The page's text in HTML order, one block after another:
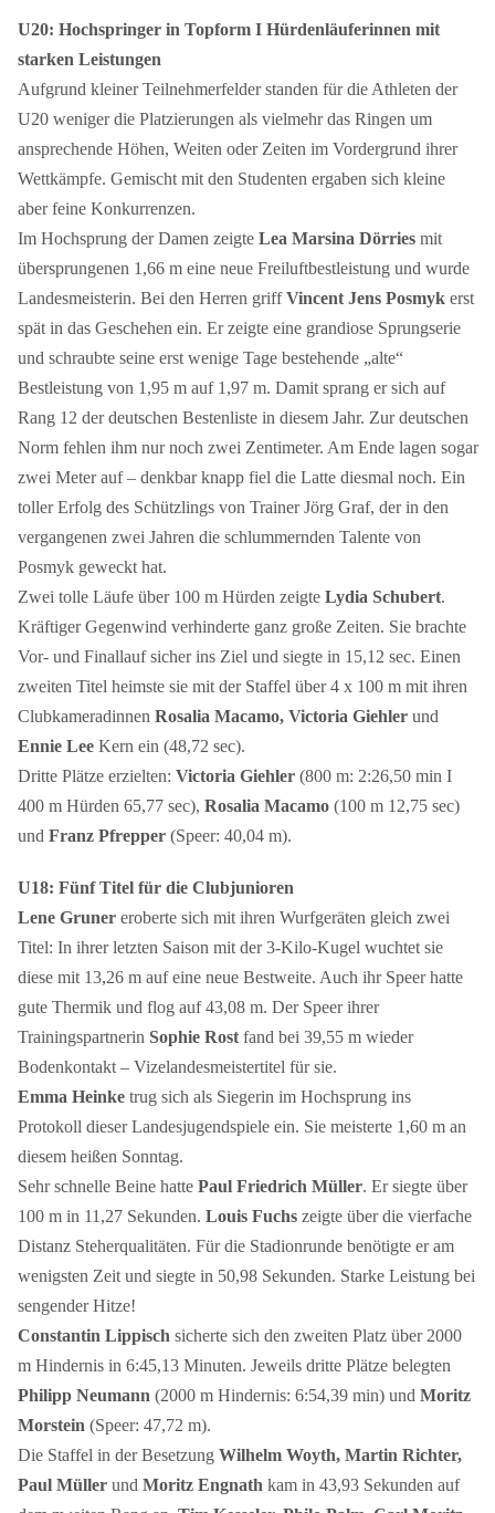
U20: Hochspringer in Topform I Hürdenläuferinnen mit
starken Leistungen
Aufgrund kleiner Teilnehmerfelder standen für die Athleten der
U20 weniger die Platzierungen als vielmehr das Ringen um
ansprechende Höhen, Weiten oder Zeiten im Vordergrund ihrer
Wettkämpfe. Gemischt mit den Studenten ergaben sich kleine
aber feine Konkurrenzen.
Im Hochsprung der Damen zeigte Lea Marsina Dörriesmit
übersprungenen 1,66 m eine neue Freiluftbestleistung und wurde
Landesmeisterin. Bei den Herren griffVincent Jens Posmykerst
spät in das Geschehen ein. Er zeigte eine grandiose Sprungserie
und schraubte seine erst wenige Tage bestehende „alte“
Bestleistung von 1,95 m auf 1,97 m. Damit sprang er sich auf
Rang 12 der deutschen Bestenliste in diesem Jahr. Zur deutschen
Norm fehlen ihm nur noch zwei Zentimeter. Am Ende lagen sogar
zwei Meter auf – denkbar knapp fiel die Latte diesmal noch. Ein
toller Erfolg des Schützlings von Trainer Jörg Graf, der in den
vergangenen zwei Jahren die schlummernden Talente von
Posmyk geweckt hat.
Zwei tolle Läufe über 100 m Hürden zeigte Lydia Schubert.
Kräftiger Gegenwind verhinderte ganz große Zeiten. Sie brachte
Vor- und Finallauf sicher ins Ziel und siegte in 15,12 sec. Einen
zweiten Titel heimste sie mit der Staffel über 4 x 100 m mit ihren
Clubkameradinnen Rosalia Macamo, Victoria Giehlerund
Ennie LeeKern ein (48,72 sec).
Dritte Plätze erzielten: Victoria Giehler(800 m: 2:26,50 min I
400 m Hürden 65,77 sec), Rosalia Macamo(100 m 12,75 sec)
und Franz Pfrepper(Speer: 40,04 m).
U18: Fünf Titel für die Clubjunioren
Lene Grunereroberte sich mit ihren Wurfgeräten gleich zwei
Titel: In ihrer letzten Saison mit der 3-Kilo-Kugel wuchtet sie
diese mit 13,26 m auf eine neue Bestweite. Auch ihr Speer hatte
gute Thermik und flog auf 43,08 m. Der Speer ihrer
Trainingspartnerin Sophie Rostfand bei 39,55 m wieder
Bodenkontakt – Vizelandesmeistertitel für sie.
Emma Heinketrug sich als Siegerin im Hochsprung ins
Protokoll dieser Landesjugendspiele ein. Sie meisterte 1,60 m an
diesem heißen Sonntag.
Sehr schnelle Beine hatte Paul Friedrich Müller. Er siegte über
100 m in 11,27 Sekunden. Louis Fuchszeigte über die vierfache
Distanz Steherqualitäten. Für die Stadionrunde benötigte er am
wenigsten Zeit und siegte in 50,98 Sekunden. Starke Leistung bei
sengender Hitze!
Constantin Lippisch sicherte sich den zweiten Platz über 2000
m Hindernis in 6:45,13 Minuten. Jeweils dritte Plätze belegten
Philipp Neumann (2000 m Hindernis: 6:54,39 min) und Moritz
Morstein (Speer: 47,72 m).
Die Staffel in der Besetzung Wilhelm Woyth, Martin Richter,
Paul Müllerund Moritz Engnath kam in 43,93 Sekunden auf